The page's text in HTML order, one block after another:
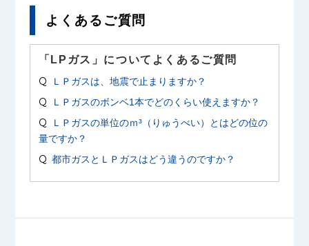
よくあるご質問
「LPガス」についてよくあるご質問
ＬＰガスは、地震で止まりますか？
ＬＰガスのボンベ1本でどのくらい使えますか？
ＬＰガスの単位のｍ³（りゅうべい）とはどの位の
量ですか？
都市ガスとＬＰガスはどう違うのですか？